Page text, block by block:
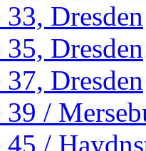
Dresden
Dresden
Dresden
/
/